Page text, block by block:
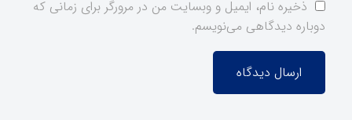
ذخیره نام، ایمیل و وبسایت من در مرورگر برای زمانی که
دوباره دیدگاهی می‌نویسم.